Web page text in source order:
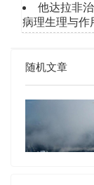
他达拉非
病理生理与作
随机文章